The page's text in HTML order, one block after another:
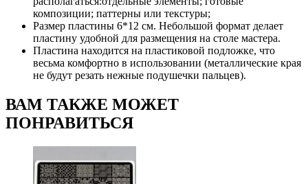
композиции; паттерны или текстуры;
Размер пластины 6*12 см. Небольшой формат делает
пластину удобной для размещения на столе мастера.
Пластина находится на пластиковой подложке, что
весьма комфортно в использовании (металлические края
не будут резать нежные подушечки пальцев).
ВАМ ТАКЖЕ МОЖЕТ
ПОНРАВИТЬСЯ